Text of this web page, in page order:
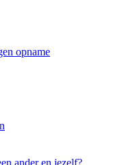
opname
ander en jezelf?